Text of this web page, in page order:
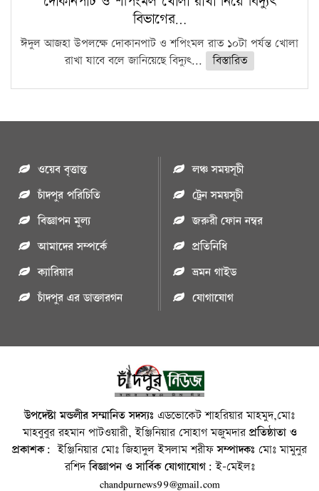
বিভাগের…
ঈদুল আজহা উপলক্ষে দোকানপাট ও শপিংমল রাত ১০টা পর্যন্ত খোলা
রাখা যাবে বলে জানিয়েছে বিদ্যুৎ...
বিস্তারিত
ওয়েব বৃত্তান্ত
চাঁদপুর পরিচিতি
বিজ্ঞাপন মুল্য
আমাদের সম্পর্কে
ক্যারিয়ার
চাঁদপুর এর ডাক্তারগন
লঞ্চ সময়সূচী
ট্রেন সময়সূচী
জরুরী ফোন নম্বর
প্রতিনিধি
ভ্রমন গাইড
যোগাযোগ
উপদেষ্টা মন্ডলীর সম্মানিত সদস্যঃ এডভোকেট শাহরিয়ার মাহমুদ,মোঃ
মাহবুবুর রহমান পাটওয়ারী, ইঞ্জিনিয়ার সোহাগ মজুমদারপ্রতিষ্ঠাতা ও
প্রকাশক: ইঞ্জিনিয়ার মোঃ জিহাদুল ইসলাম শরীফসম্পাদকঃ মোঃ মামুনুর
রশিদবিজ্ঞাপন ও সার্বিক যোগাযোগ: ই-মেইলঃ
chandpurnews99@gmail.com